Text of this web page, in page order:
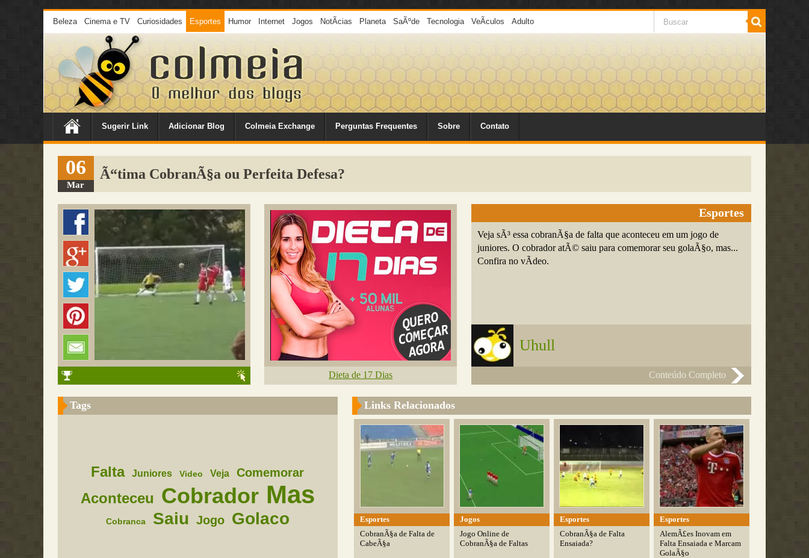
Beleza Cinema e TV Curiosidades Esportes Humor Internet Jogos NotÃ­cias Planeta SaÃºde Tecnologia VeÃ­culos Adulto
Sugerir Link Adicionar Blog Colmeia Exchange Perguntas Frequentes Sobre Contato
06
Mar
Ã“tima CobranÃ§a ou Perfeita Defesa?
Dieta de 17 Dias
Esportes
Veja sÃ³ essa cobranÃ§a de falta que aconteceu em um jogo de
juniores. O cobrador atÃ© saiu para comemorar seu golaÃ§o, mas...
Confira no vÃ­deo.
Uhull
Conteúdo Completo
Tags
Falta Juniores Video Veja Comemorar
Aconteceu Cobrador Mas
Cobranca Saiu Jogo Golaco
Links Relacionados
Esportes
CobranÃ§a de Falta de
CabeÃ§a
Jogos
Jogo Online de
CobranÃ§a de Faltas
Esportes
CobranÃ§a de Falta
Ensaiada?
Esportes
AlemÃ£es Inovam em
Falta Ensaiada e Marcam
GolaÃ§o